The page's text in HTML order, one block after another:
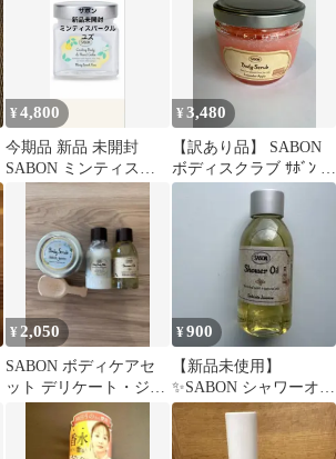
¥4,800
今期品 新品 未開封
SABON ミンティスパ
－クルユズ
¥3,480
【訳あり品】 SABON
ボディスクラブ ｻﾎﾞﾝ ﾎﾞ
ﾃﾞｨｽｸﾗﾌﾞL ﾗﾍﾞﾝﾀﾞｰｱｯﾌﾟ
ﾙ 600g 30111
¥2,050
SABON ボディケアセ
ット デリケート・ジャ
¥900
【新品未使用】
✨SABON シャワーオイ
ル デリケート・ジャス
ミン 100ml✨